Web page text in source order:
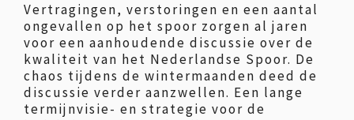
Vertragingen, verstoringen en een aantal
ongevallen op het spoor zorgen al jaren
voor een aanhoudende discussie over de
kwaliteit van het Nederlandse Spoor. De
chaos tijdens de wintermaanden deed de
discussie verder aanzwellen. Een lange
termijnvisie- en strategie voor de